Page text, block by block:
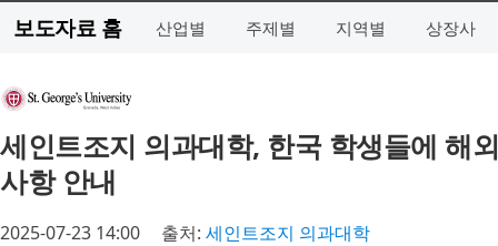
보도자료 홈 산업별 주제별 지역별 상장사
세인트조지 의과대학, 한국 학생들에 해
사항 안내
2025-07-23 14:00 출처: 세인트조지 의과대학